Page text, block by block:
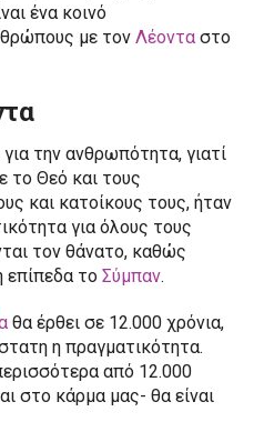
ένα κοινό
με τον Λέοντα στο
την ανθρωπότητα, γιατί
το Θεό και τους
και κατοίκους τους, ήταν
για όλους τους
τον θάνατο, καθώς
επίπεδα το Σύμπαν.
θα έρθει σε 12.000 χρόνια,
η πραγματικότητα.
από 12.000
στο κάρμα μας- θα είναι